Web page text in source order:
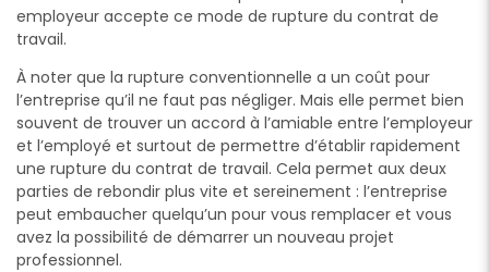
employeur accepte ce mode de rupture du contrat de
travail.
À noter que la rupture conventionnelle a un coût pour
l’entreprise qu’il ne faut pas négliger. Mais elle permet bien
souvent de trouver un accord à l’amiable entre l’employeur
et l’employé et surtout de permettre d’établir rapidement
une rupture du contrat de travail. Cela permet aux deux
parties de rebondir plus vite et sereinement : l’entreprise
peut embaucher quelqu’un pour vous remplacer et vous
avez la possibilité de démarrer un nouveau projet
professionnel.